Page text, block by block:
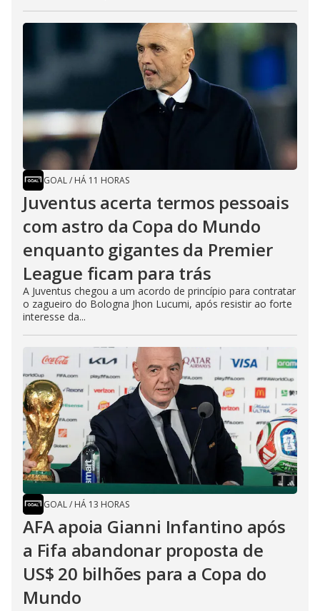
GOAL/ HÁ 11 HORAS
Juventus acerta termos pessoais
com astro da Copa do Mundo
enquanto gigantes da Premier
League ficam para trás
A Juventus chegou a um acordo de princípio para contratar
o zagueiro do Bologna Jhon Lucumi, após resistir ao forte
interesse da...
GOAL/ HÁ 13 HORAS
AFA apoia Gianni Infantino após
a Fifa abandonar proposta de
US$ 20 bilhões para a Copa do
Mundo